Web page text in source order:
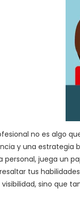
no es algo
y una estrategia
personal, juega un
tus
sino que